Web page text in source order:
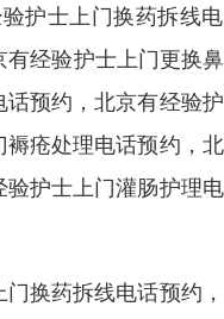
护士上门换药拆线
经验护士上门更换
预约，北京有经验
疮处理电话预约，
护士上门灌肠护理
换药拆线电话预约